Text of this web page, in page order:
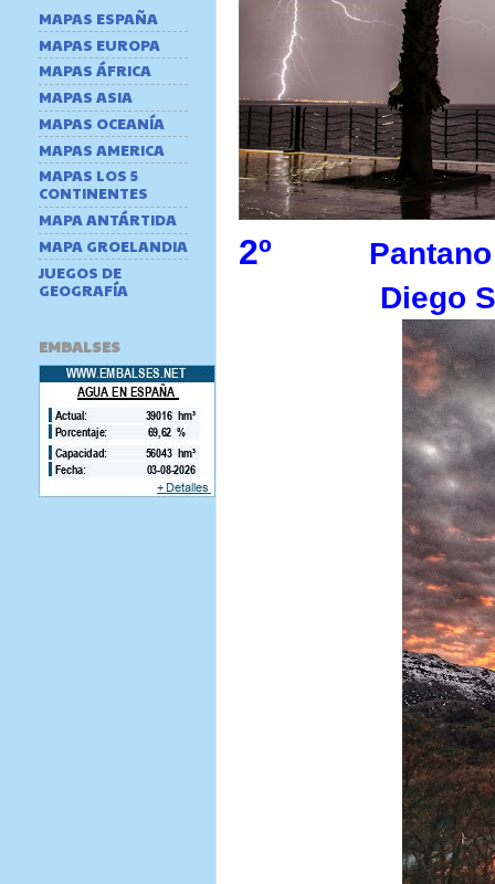
2º P
Diego
MAPAS ESPAÑA
MAPAS EUROPA
MAPAS ÁFRICA
MAPAS ASIA
MAPAS OCEANÍA
MAPAS AMERICA
MAPAS LOS 5
CONTINENTES
MAPA ANTÁRTIDA
MAPA GROELANDIA
JUEGOS DE
GEOGRAFÍA
EMBALSES